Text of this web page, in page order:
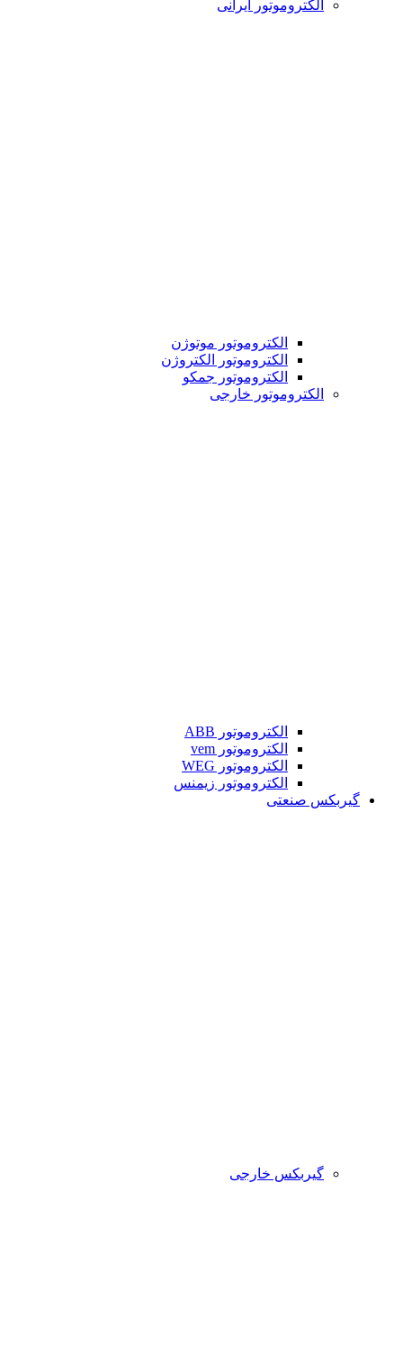
الکتروموتور ایرانی
الکتروموتور موتوژن
الکتروموتور الکتروژن
الکتروموتور جمکو
الکتروموتور خارجی
الکتروموتور ABB
الکتروموتور vem
الکتروموتور WEG
الکتروموتور زیمنس
گیربکس صنعتی
گیربکس خارجی